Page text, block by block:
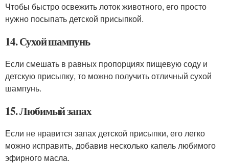
Чтобы быстро освежить лоток животного, его просто
нужно посыпать детской присыпкой.
14. Сухой шампунь
Если смешать в равных пропорциях пищевую соду и
детскую присыпку, то можно получить отличный сухой
шампунь.
15. Любимый запах
Если не нравится запах детской присыпки, его легко
можно исправить, добавив несколько капель любимого
эфирного масла.